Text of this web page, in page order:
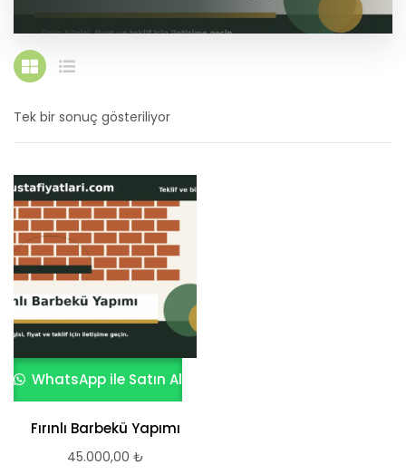
Tek bir sonuç gösteriliyor
WhatsApp ile Satın Al
Fırınlı Barbekü Yapımı
45.000,00 ₺